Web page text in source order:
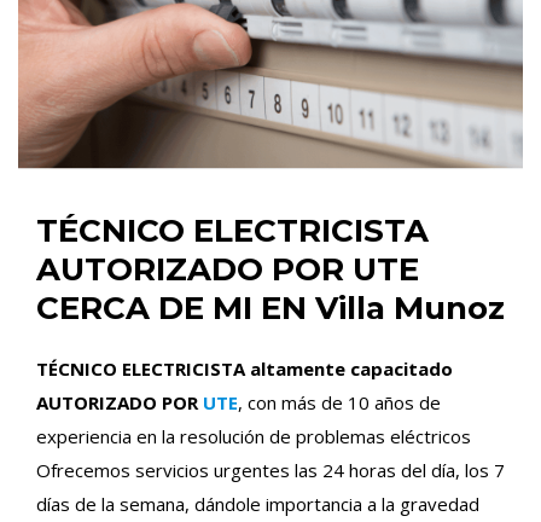
TÉCNICO ELECTRICISTA
AUTORIZADO POR UTE
CERCA DE MI EN Villa Munoz
TÉCNICO ELECTRICISTA altamente capacitado
AUTORIZADO POR UTE, con más de 10 años de
experiencia en la resolución de problemas eléctricos
Ofrecemos servicios urgentes las 24 horas del día, los 7
días de la semana, dándole importancia a la gravedad